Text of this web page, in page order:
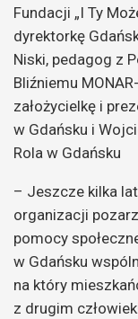
Fundacji „I Ty
dyrektorkę
Niski, pedagog z
Bliźniemu
założycielkę i
w Gdańsku i
Rola w Gdańsku
– Jeszcze kilka
organizacji
pomocy
w Gdańsku
na który
z drugim